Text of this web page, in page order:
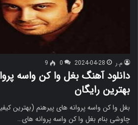
م.ر 2024-04-28
0
9
دانلود آهنگ بغل وا کن واسه
بهترین رایگان
بغل وا کن واسه پروانه های پیرهنم (بهترین
چاوشی بنام بغل وا کن واسه پروانه های…